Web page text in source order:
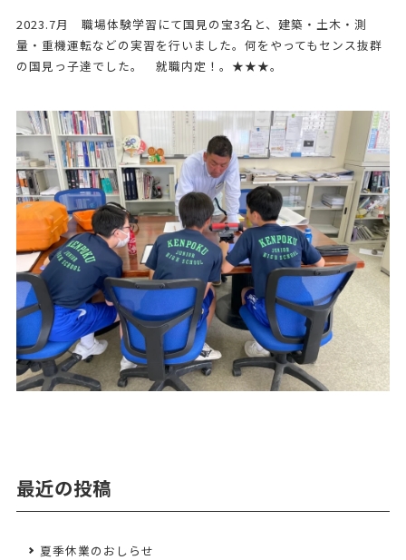
2023.7月 職場体験学習にて国見の宝3名と、建築・土木・測
量・重機運転などの実習を行いました。何をやってもセンス抜群
の国見っ子達でした。 就職内定！。★★★。
最近の投稿
夏季休業のおしらせ